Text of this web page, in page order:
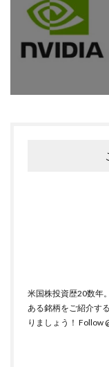
米国株投資歴20数年
ある銘柄をご紹介す
りましょう！ Follow